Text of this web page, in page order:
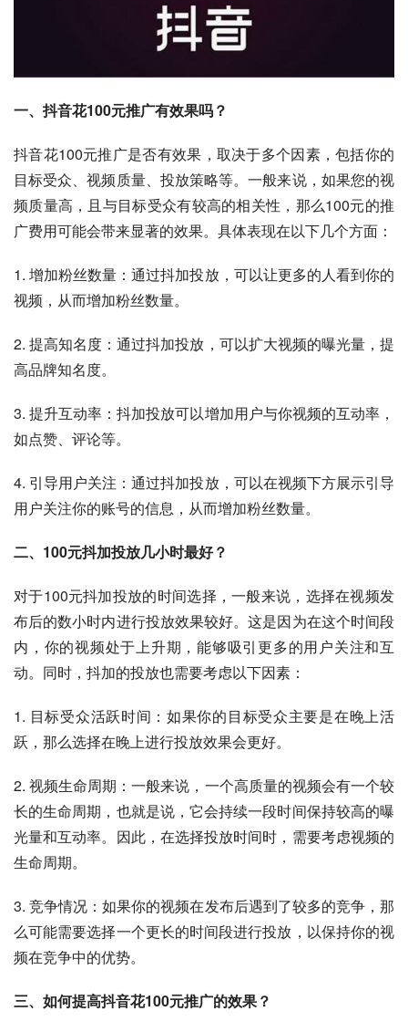
一、抖音花100元推广有效果吗？
抖音花100元推广是否有效果，取决于多个因素，包括你的
目标受众、视频质量、投放策略等。一般来说，如果您的视
频质量高，且与目标受众有较高的相关性，那么100元的推
广费用可能会带来显著的效果。具体表现在以下几个方面：
1. 增加粉丝数量：通过抖加投放，可以让更多的人看到你的
视频，从而增加粉丝数量。
2. 提高知名度：通过抖加投放，可以扩大视频的曝光量，提
高品牌知名度。
3. 提升互动率：抖加投放可以增加用户与你视频的互动率，
如点赞、评论等。
4. 引导用户关注：通过抖加投放，可以在视频下方展示引导
用户关注你的账号的信息，从而增加粉丝数量。
二、100元抖加投放几小时最好？
对于100元抖加投放的时间选择，一般来说，选择在视频发
布后的数小时内进行投放效果较好。这是因为在这个时间段
内，你的视频处于上升期，能够吸引更多的用户关注和互
动。同时，抖加的投放也需要考虑以下因素：
1. 目标受众活跃时间：如果你的目标受众主要是在晚上活
跃，那么选择在晚上进行投放效果会更好。
2. 视频生命周期：一般来说，一个高质量的视频会有一个较
长的生命周期，也就是说，它会持续一段时间保持较高的曝
光量和互动率。因此，在选择投放时间时，需要考虑视频的
生命周期。
3. 竞争情况：如果你的视频在发布后遇到了较多的竞争，那
么可能需要选择一个更长的时间段进行投放，以保持你的视
频在竞争中的优势。
三、如何提高抖音花100元推广的效果？